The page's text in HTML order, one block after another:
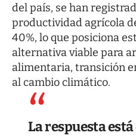
del país, se han
productividad agrícola
40%, lo que posiciona
alternativa viable para
alimentaria, transición
al cambio climático.
La respuesta